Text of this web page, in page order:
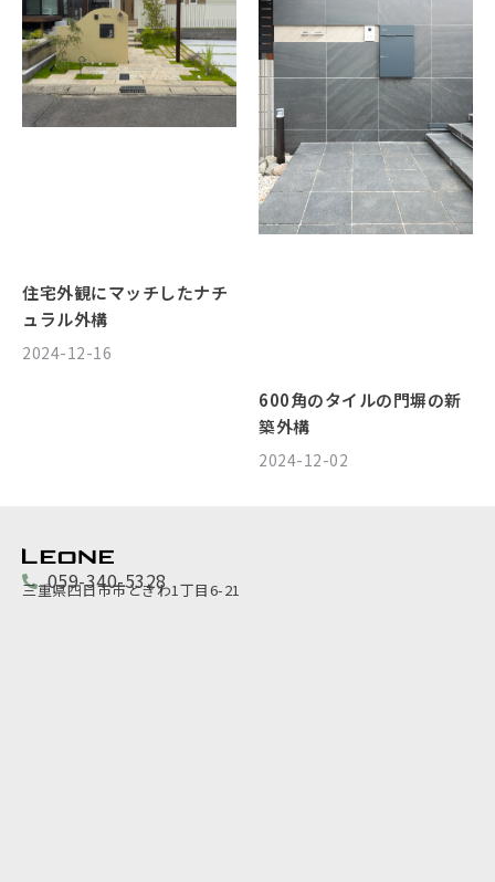
住宅外観にマッチしたナチ
ュラル外構
2024-12-16
600角のタイルの門塀の新
築外構
2024-12-02
059-340-5328
三重県四日市市ときわ1丁目6-21